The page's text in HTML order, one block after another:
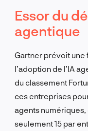
Essor du
agentique
Gartner prévoit une
l’adoption de l’IA
du classement
ces entreprises
agents
seulement 15 par